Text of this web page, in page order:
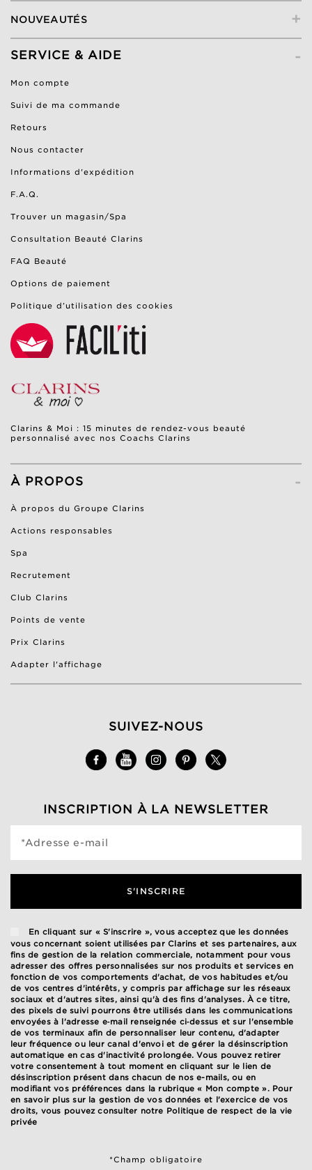
+
NOUVEAUTÉS
-
SERVICE & AIDE
Mon compte
Suivi de ma commande
Retours
Nous contacter
Informations d'expédition
F.A.Q.
Trouver un magasin/Spa
Consultation Beauté Clarins
FAQ Beauté
Options de paiement
Politique d’utilisation des cookies
Clarins & Moi : 15 minutes de rendez-vous beauté
personnalisé avec nos Coachs Clarins
-
À PROPOS
À propos du Groupe Clarins
Actions responsables
Spa
Recrutement
Club Clarins
Points de vente
Prix Clarins
Adapter l'affichage
SUIVEZ-NOUS
INSCRIPTION À LA NEWSLETTER
*Adresse e-mail
S'INSCRIRE
En cliquant sur « S'inscrire », vous acceptez que les données
vous concernant soient utilisées par Clarins et ses partenaires, aux
fins de gestion de la relation commerciale, notamment pour vous
adresser des offres personnalisées sur nos produits et services en
fonction de vos comportements d'achat, de vos habitudes et/ou
de vos centres d'intérêts, y compris par affichage sur les réseaux
sociaux et d'autres sites, ainsi qu'à des fins d'analyses. À ce titre,
des pixels de suivi pourrons être utilisés dans les communications
envoyées à l'adresse e‑mail renseignée ci‑dessus et sur l'ensemble
de vos terminaux afin de personnaliser leur contenu, d'adapter
leur fréquence ou leur canal d'envoi et de gérer la désinscription
automatique en cas d'inactivité prolongée. Vous pouvez retirer
votre consentement à tout moment en cliquant sur le lien de
désinscription présent dans chacun de nos e-mails, ou en
modifiant vos préférences dans la rubrique « Mon compte ». Pour
en savoir plus sur la gestion de vos données et l'exercice de vos
droits, vous pouvez consulter notre Politique de respect de la vie
privée
*Champ obligatoire